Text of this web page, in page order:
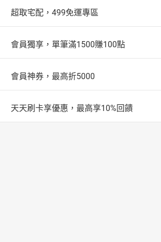
超取宅配，499免運專區
會員獨享，單筆滿1500賺100點
會員神券，最高折5000
天天刷卡享優惠，最高享10%回饋